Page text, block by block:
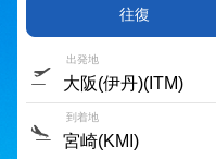
往復
出発地
到着地